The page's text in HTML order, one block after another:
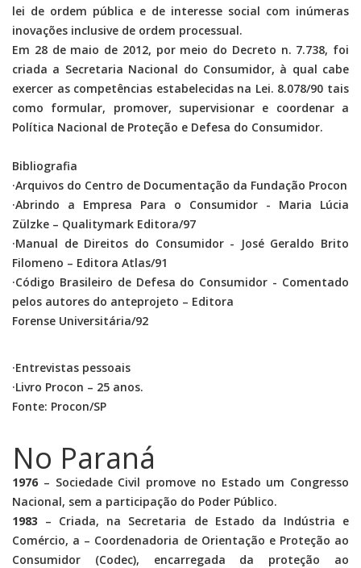
lei de ordem pública e de interesse social com inúmeras
inovações inclusive de ordem processual.
Em 28 de maio de 2012, por meio do Decreto n. 7.738, foi
criada a Secretaria Nacional do Consumidor, à qual cabe
exercer as competências estabelecidas na Lei. 8.078/90 tais
como formular, promover, supervisionar e coordenar a
Política Nacional de Proteção e Defesa do Consumidor.
Bibliografia
·Arquivos do Centro de Documentação da Fundação Procon
·Abrindo a Empresa Para o Consumidor - Maria Lúcia
Zülzke – Qualitymark Editora/97
·Manual de Direitos do Consumidor - José Geraldo Brito
Filomeno – Editora Atlas/91
·Código Brasileiro de Defesa do Consumidor - Comentado
pelos autores do anteprojeto – Editora
Forense Universitária/92
·Entrevistas pessoais
·Livro Procon – 25 anos.
Fonte: Procon/SP
No Paraná
1976 – Sociedade Civil promove no Estado um Congresso
Nacional, sem a participação do Poder Público.
1983 – Criada, na Secretaria de Estado da Indústria e
Comércio, a – Coordenadoria de Orientação e Proteção ao
Consumidor (Codec), encarregada da proteção ao